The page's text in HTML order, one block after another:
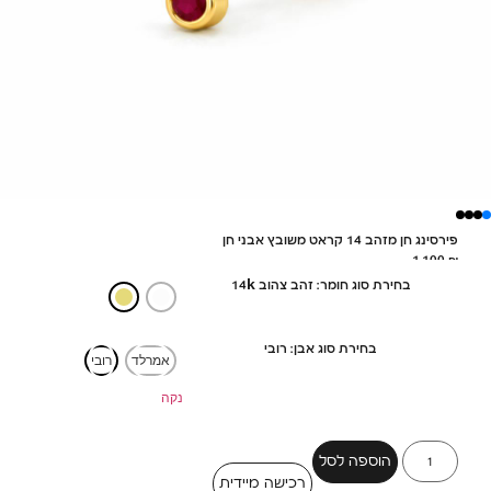
פירסינג חן מזהב 14 קראט משובץ אבני חן
1,100 ₪
בחירת סוג חומר: זהב צהוב 14k
בחירת סוג אבן: רובי
אמרלד רובי
נקה
הוספה לסל
רכישה מיידית